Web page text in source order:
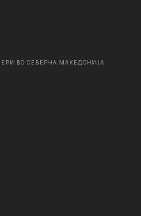
ВО СЕВЕРНА МАКЕДОНИЈА